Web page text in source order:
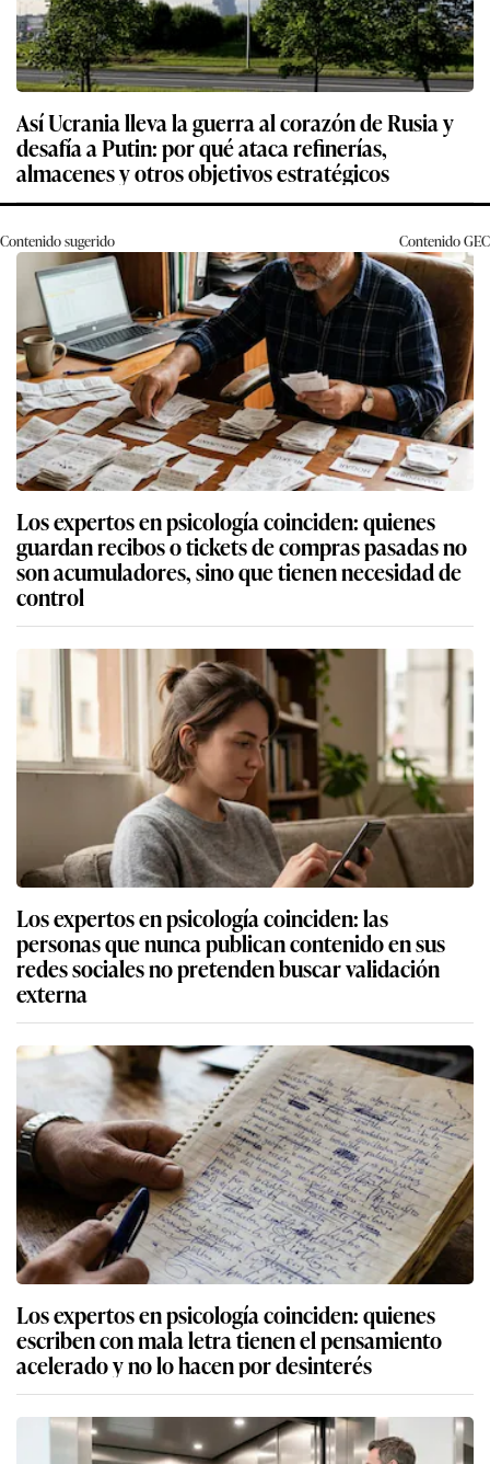
Así Ucrania lleva la guerra al corazón de Rusia y
desafía a Putin: por qué ataca refinerías,
almacenes y otros objetivos estratégicos
Contenido sugerido ContenidoGEC
Los expertos en psicología coinciden: quienes
guardan recibos o tickets de compras pasadas no
son acumuladores, sino que tienen necesidad de
control
Los expertos en psicología coinciden: las
personas que nunca publican contenido en sus
redes sociales no pretenden buscar validación
externa
Los expertos en psicología coinciden: quienes
escriben con mala letra tienen el pensamiento
acelerado y no lo hacen por desinterés